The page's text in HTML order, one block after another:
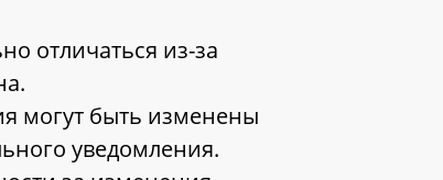
отличаться из-за
могут быть изменены
уведомления.